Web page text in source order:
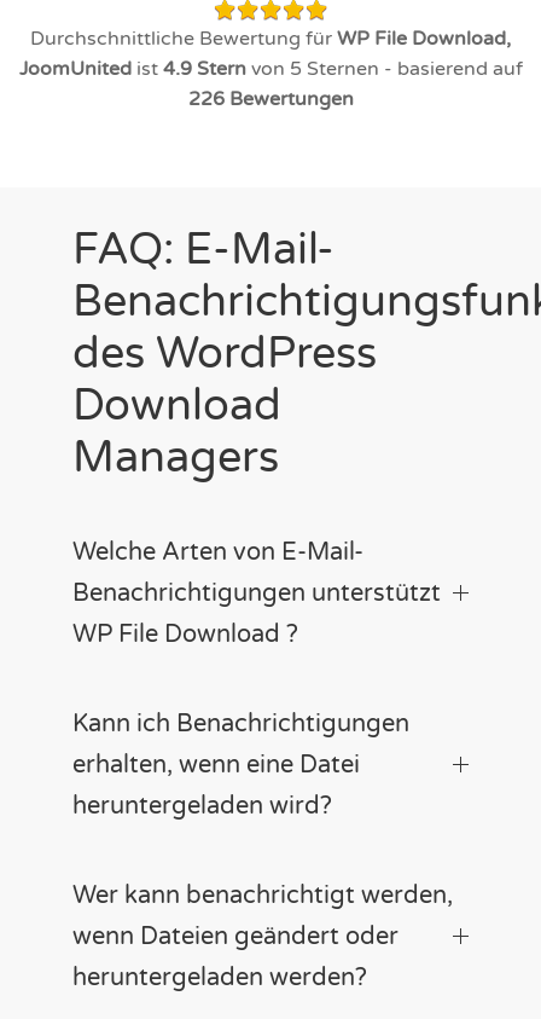
Durchschnittliche Bewertung für WP File Download,
JoomUnited ist 4.9 Sternvon 5 Sternen - basierend auf
226 Bewertungen
FAQ: E-Mail-
des WordPress
Download
Managers
Welche Arten von E-Mail-
Benachrichtigungen unterstützt
WP File Download ?
Kann ich Benachrichtigungen
erhalten, wenn eine Datei
heruntergeladen wird?
Wer kann benachrichtigt werden,
wenn Dateien geändert oder
heruntergeladen werden?